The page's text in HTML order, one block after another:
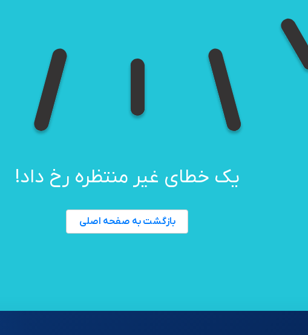
یک خطای غیر منتظره رخ داد!
بازگشت به صفحه اصلی